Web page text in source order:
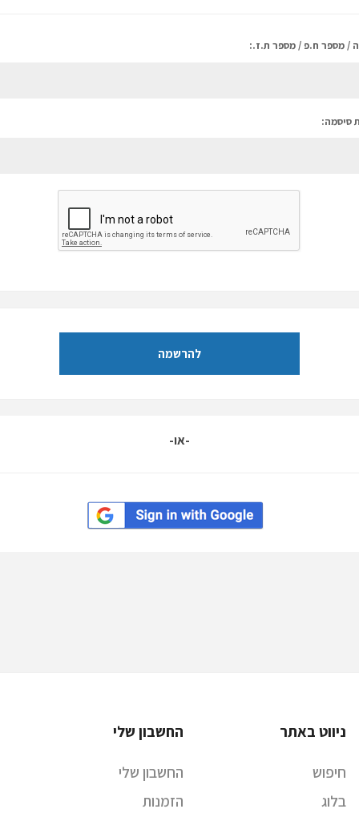
/ מספר ח.פ / מספר ת.ז.:
סיסמה:
להרשמה
-או-
ניווט באתר
חיפוש
בלוג
החשבון שלי
החשבון שלי
הזמנות